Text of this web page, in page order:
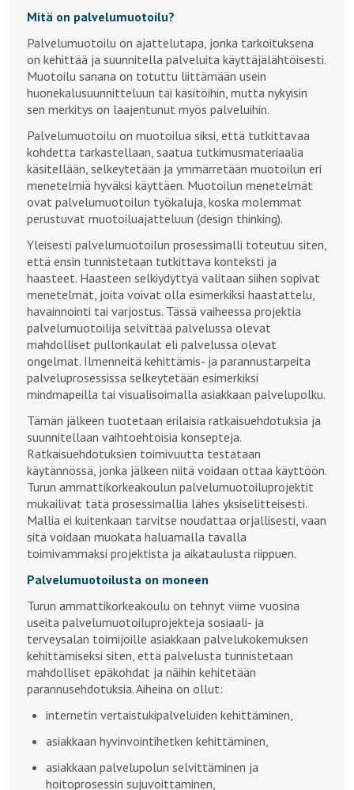
Mitä on palvelumuotoilu?
Palvelumuotoilu on ajattelutapa, jonka tarkoituksena
on kehittää ja suunnitella palveluita käyttäjälähtöisesti.
Muotoilu sanana on totuttu liittämään usein
huonekalusuunnitteluun tai käsitöihin, mutta nykyisin
sen merkitys on laajentunut myös palveluihin.
Palvelumuotoilu on muotoilua siksi, että tutkittavaa
kohdetta tarkastellaan, saatua tutkimusmateriaalia
käsitellään, selkeytetään ja ymmärretään muotoilun eri
menetelmiä hyväksi käyttäen. Muotoilun menetelmät
ovat palvelumuotoilun työkaluja, koska molemmat
perustuvat muotoiluajatteluun (design thinking).
Yleisesti palvelumuotoilun prosessimalli toteutuu siten,
että ensin tunnistetaan tutkittava konteksti ja
haasteet. Haasteen selkiydyttyä valitaan siihen sopivat
menetelmät, joita voivat olla esimerkiksi haastattelu,
havainnointi tai varjostus. Tässä vaiheessa projektia
palvelumuotoilija selvittää palvelussa olevat
mahdolliset pullonkaulat eli palvelussa olevat
ongelmat. Ilmenneitä kehittämis- ja parannustarpeita
palveluprosessissa selkeytetään esimerkiksi
mindmapeilla tai visualisoimalla asiakkaan palvelupolku.
Tämän jälkeen tuotetaan erilaisia ratkaisuehdotuksia ja
suunnitellaan vaihtoehtoisia konsepteja.
Ratkaisuehdotuksien toimivuutta testataan
käytännössä, jonka jälkeen niitä voidaan ottaa käyttöön.
Turun ammattikorkeakoulun palvelumuotoiluprojektit
mukailivat tätä prosessimallia lähes yksiselitteisesti.
Mallia ei kuitenkaan tarvitse noudattaa orjallisesti, vaan
sitä voidaan muokata haluamalla tavalla
toimivammaksi projektista ja aikataulusta riippuen.
Palvelumuotoilusta on moneen
Turun ammattikorkeakoulu on tehnyt viime vuosina
useita palvelumuotoiluprojekteja sosiaali- ja
terveysalan toimijoille asiakkaan palvelukokemuksen
kehittämiseksi siten, että palvelusta tunnistetaan
mahdolliset epäkohdat ja näihin kehitetään
parannusehdotuksia. Aiheina on ollut:
internetin vertaistukipalveluiden kehittäminen,
asiakkaan hyvinvointihetken kehittäminen,
asiakkaan palvelupolun selvittäminen ja
hoitoprosessin sujuvoittaminen,